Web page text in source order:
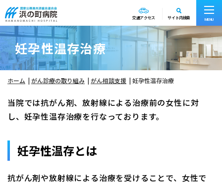
交通アクセス サイト内検索 MENU
妊孕性温存治療
ホーム がん診療の取り組み がん相談支援 妊孕性温存治療
当院では抗がん剤、放射線による治療前の女性に対
し、妊孕性温存治療を行なっております。
妊孕性温存とは
抗がん剤や放射線による治療を受けることで、女性で